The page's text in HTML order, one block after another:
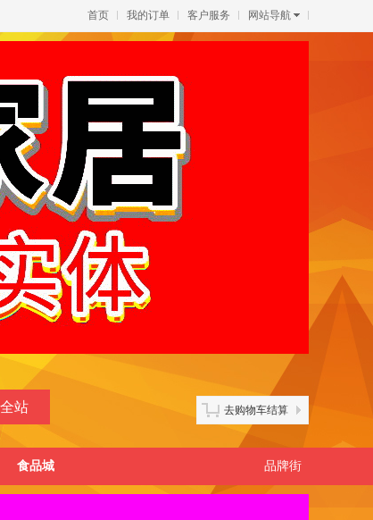
首页 我的订单 客户服务 网站导航
去购物车结算
食品城 品牌街